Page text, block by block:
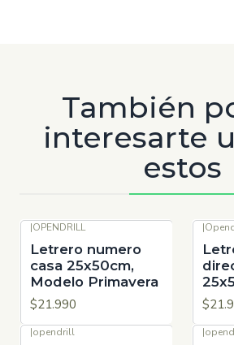
También
interesarte
estos
|OPENDRILL
Letrero numero
casa 25x50cm,
Modelo Primavera
$21.990
|
|opendrill |